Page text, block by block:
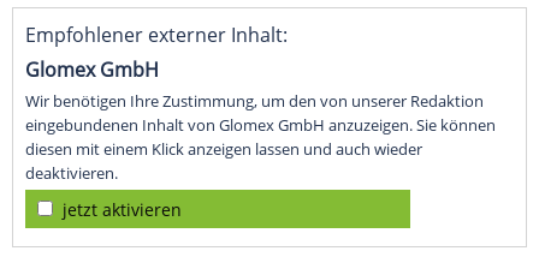
Empfohlener externer Inhalt:
Glomex GmbH
Wir benötigen Ihre Zustimmung, um den von unserer Redaktion
eingebundenen Inhalt von Glomex GmbH anzuzeigen. Sie können
diesen mit einem Klick anzeigen lassen und auch wieder
deaktivieren.
jetzt aktivieren